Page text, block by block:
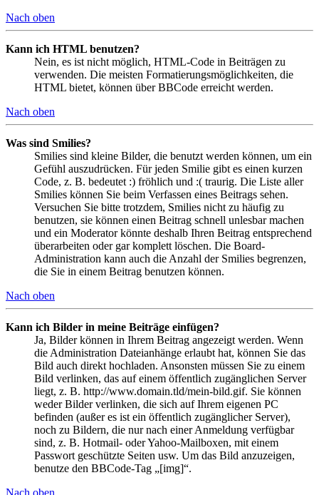
Nach oben
Kann ich HTML benutzen?
Nein, es ist nicht möglich, HTML-Code in Beiträgen zu
verwenden. Die meisten Formatierungsmöglichkeiten, die
HTML bietet, können über BBCode erreicht werden.
Nach oben
Was sind Smilies?
Smilies sind kleine Bilder, die benutzt werden können, um ein
Gefühl auszudrücken. Für jeden Smilie gibt es einen kurzen
Code, z. B. bedeutet :) fröhlich und :( traurig. Die Liste aller
Smilies können Sie beim Verfassen eines Beitrags sehen.
Versuchen Sie bitte trotzdem, Smilies nicht zu häufig zu
benutzen, sie können einen Beitrag schnell unlesbar machen
und ein Moderator könnte deshalb Ihren Beitrag entsprechend
überarbeiten oder gar komplett löschen. Die Board-
Administration kann auch die Anzahl der Smilies begrenzen,
die Sie in einem Beitrag benutzen können.
Nach oben
Kann ich Bilder in meine Beiträge einfügen?
Ja, Bilder können in Ihrem Beitrag angezeigt werden. Wenn
die Administration Dateianhänge erlaubt hat, können Sie das
Bild auch direkt hochladen. Ansonsten müssen Sie zu einem
Bild verlinken, das auf einem öffentlich zugänglichen Server
liegt, z. B. http://www.domain.tld/mein-bild.gif. Sie können
weder Bilder verlinken, die sich auf Ihrem eigenen PC
befinden (außer es ist ein öffentlich zugänglicher Server),
noch zu Bildern, die nur nach einer Anmeldung verfügbar
sind, z. B. Hotmail- oder Yahoo-Mailboxen, mit einem
Passwort geschützte Seiten usw. Um das Bild anzuzeigen,
benutze den BBCode-Tag „[img]“.
Nach oben